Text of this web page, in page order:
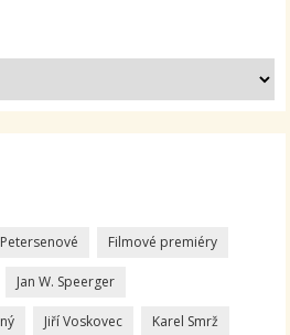
Filmové premiéry
Jan W. Speerger
Jiří Voskovec Karel Smrž